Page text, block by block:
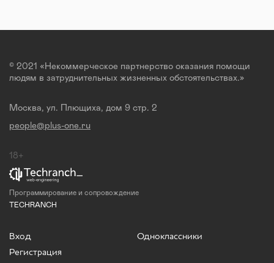
© 2021 «Некоммерческое партнерство оказания помощи
людям в затруднительных жизненных обстоятельствах.»
Москва, ул. Плющиха, дом 9 стр. 2
people@plus-one.ru
18+
Программирование и сопровождение
TECHRANCH
Вход
Регистрация
Одноклассники